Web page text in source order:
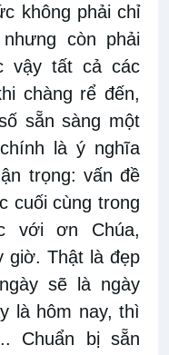
không phải chỉ
còn phải
vậy tất cả các
chàng rể đến,
sẵn sàng một
là ý nghĩa
trọng: vấn đề
cuối cùng trong
với ơn Chúa,
giờ. Thật là đẹp
sẽ là ngày
là hôm nay, thì
Chuẩn bị sẵn